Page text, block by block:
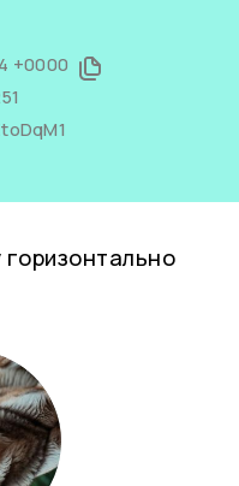
+0000
горизонтально